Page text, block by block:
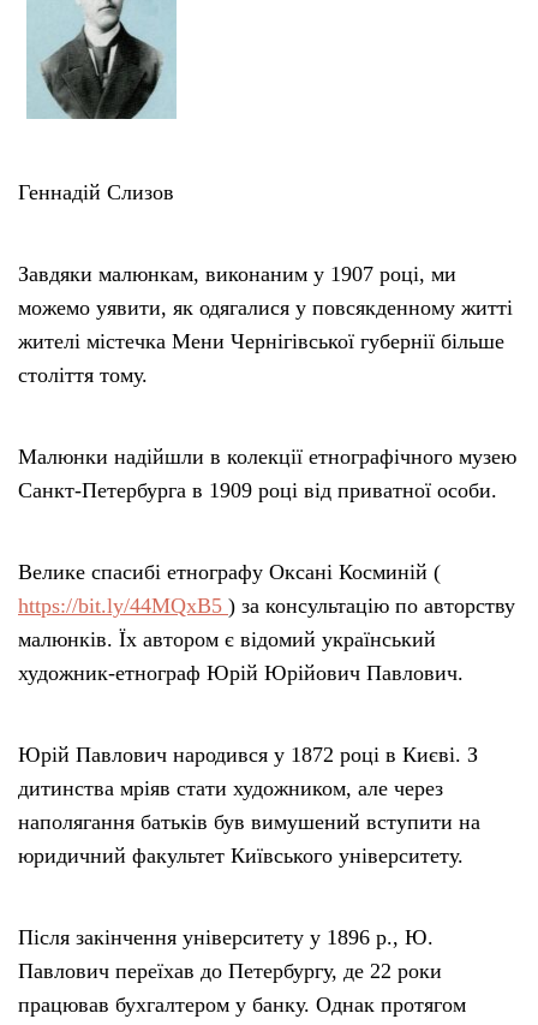
Геннадій Слизов
Завдяки малюнкам, виконаним у 1907 році, ми
можемо уявити, як одягалися у повсякденному житті
жителі містечка Мени Чернігівської губернії більше
століття тому.
Малюнки надійшли в колекції етнографічного музею
Санкт-Петербурга в 1909 році від приватної особи.
Велике спасибі етнографу Оксанi Косминій (
https://bit.ly/44MQxB5 ) за консультацію по авторству
малюнків. Їх автором є відомий український
художник-етнограф Юрій Юрійович Павлович.
Юрій Павлович народився у 1872 році в Києві. З
дитинства мріяв стати художником, але через
наполягання батьків був вимушений вступити на
юридичний факультет Київського університету.
Після закінчення університету у 1896 р., Ю.
Павлович переїхав до Петербургу, де 22 роки
працював бухгалтером у банку. Однак протягом